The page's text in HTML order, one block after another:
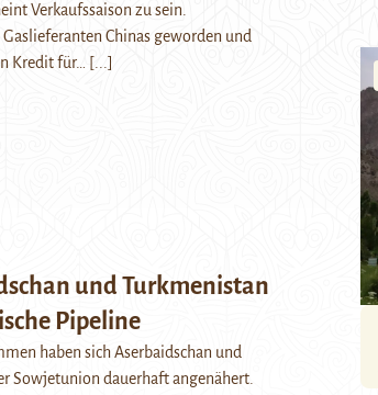
Verkaufssaison zu sein.
Chinas geworden und
Kredit für…
[...]
und Turkmenistan
Pipeline
haben sich Aserbaidschan und
Sowjetunion dauerhaft angenähert.